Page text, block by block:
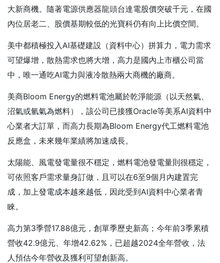
大新商機。隨著電源供應器龍頭台達電股價突破千元，在國
內位居老二、股價基期較低的光寶科仍有向上比價空間。
美中都積極投入AI基礎建設（資料中心）拼算力，電力需求
可望爆增，散熱需求也將大增，高力是國內上市櫃公司當
中，唯一通吃AI電力與液冷散熱兩大商機的廠商。
美商Bloom Energy的燃料電池屬於乾淨能源（以天然氣、
沼氣或氫氣為燃料），該公司已接獲Oracle等美系AI資料中
心業者大訂單，而高力長期為Bloom Energy代工燃料電池
反應盒，未來幾年業績將加速成長。
太陽能、風電發電量很不穩定，燃料電池發電量則很穩定，
可依照客戶需求量身訂做，且可以在6至9個月內建置完
成，加上發電成本越來越低，因此受到AI資料中心業者青
睞。
高力第3季營17.88億元，創單季歷史新高；今年前3季累積
營收42.9億元、年增42.62%，已超越2024全年營收，法
人預估今年營收及獲利可望創新高。